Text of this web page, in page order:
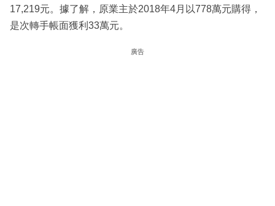
17,219元。據了解，原業主於2018年4月以778萬元購得，
是次轉手帳面獲利33萬元。
廣告